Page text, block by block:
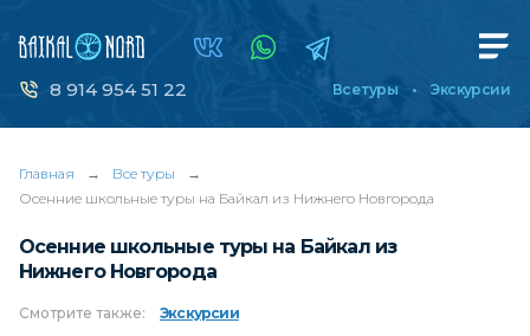
8 914 954 51 22 Все туры Экскурсии
Главная → Все туры
→
Осенние школьные туры на Байкал из Нижнего Новгорода
Осенние школьные туры на Байкал из
Нижнего Новгорода
Смотрите также: Экскурсии